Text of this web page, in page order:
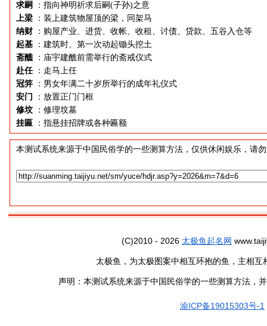
求嗣
：指向神明祈求后嗣(子孙)之意
上梁
：装上建筑物屋顶的梁，同架马
纳财
：购屋产业、进货、收帐、收租、讨债、贷款、五谷入仓等
起基
：建筑时、第一次动起锄头挖土
斋醮 ：庙宇建醮前需举行的斋戒仪式
赴任 ：走马上任
冠笄
：男女年满二十岁所举行的成年礼仪式
安门
：放置正门门框
修坟
：修理坟墓
挂匾
：指悬挂招牌或各种匾额
本测试系统来源于中国民俗学的一些测算方法，仅供休闲娱乐，请
(C)2010 - 2026 太极鱼起名网
太极鱼，为太极图案中相互环抱的鱼，主相
声明：本测试系统来源于中国民俗学的一些测算方法，
渝ICP备19015303号-1